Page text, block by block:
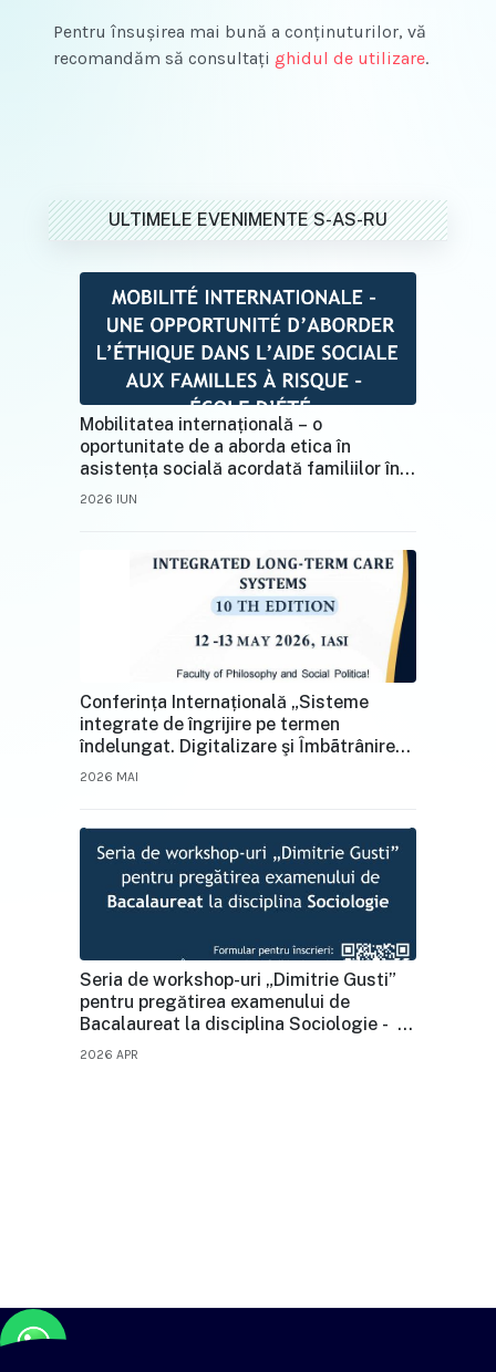
Pentru însușirea mai bună a conținuturilor, vă
recomandăm să consultați ghidul de utilizare.
ULTIMELE EVENIMENTE S-AS-RU
Mobilitatea internațională – o
oportunitate de a aborda etica în
asistența socială acordată familiilor în
situații de risc
2026 IUN
Conferința Internațională „Sisteme
integrate de îngrijire pe termen
îndelungat. Digitalizare şi Ȋmbãtrânire” –
Ediția a X‑a, 12–13 mai 2026, UAIC Iași
2026 MAI
Seria de workshop-uri „Dimitrie Gusti”
pentru pregătirea examenului de
Bacalaureat la disciplina Sociologie - în
format online
2026 APR